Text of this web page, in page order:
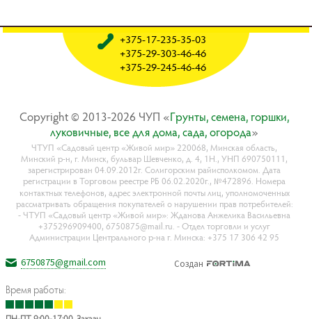
Copyright © 2013-2026 ЧУП «Гpyнты, ceмeнa, гopшки,
лyкoвичныe, вce для дoмa, caдa, oгopoдa»
ЧТУП «Садовый центр «Живой мир» 220068, Минская область,
Минский р-н, г. Минск, бульвар Шевченко, д. 4, 1Н., УНП 690750111,
зарегистрирован 04.09.2012г. Солигорским райисполкомом. Дата
регистрации в Торговом реестре РБ 06.02.2020г., №472896. Номера
контактных телефонов, адрес электронной почты лиц, уполномоченных
рассматривать обращения покупателей о нарушении прав потребителей:
- ЧТУП «Садовый центр «Живой мир»: Жданова Анжелика Васильевна
+375296909400, 6750875@mail.ru. - Отдел торговли и услуг
Администрации Центрального р-на г. Минска: +375 17 306 42 95
+375-17-235-35-03
+375-29-303-46-46
+375-29-245-46-46
6750875@gmail.com
Время работы:
Создан